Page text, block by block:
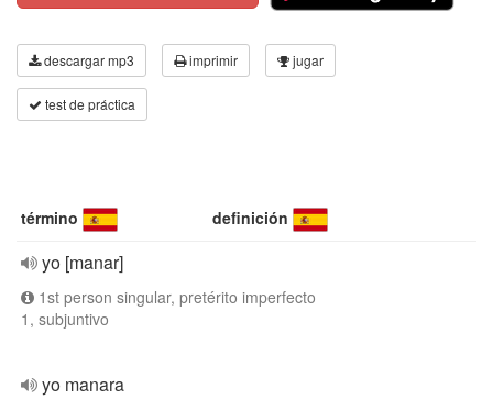
descargar mp3 imprimir jugar
test de práctica
término definición
yo [manar]
1st person singular, pretérito imperfecto
1, subjuntivo
yo manara